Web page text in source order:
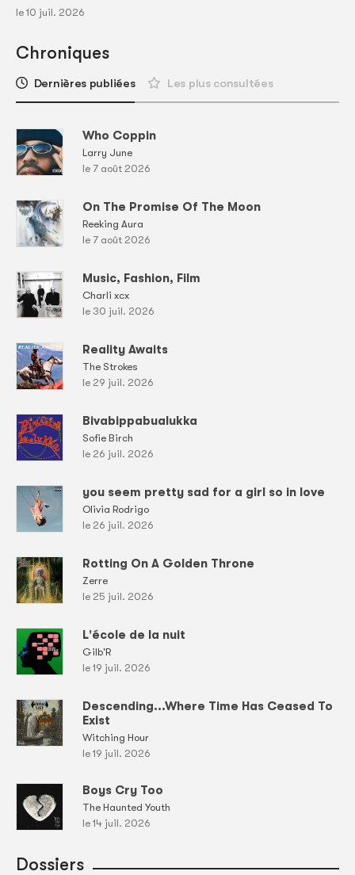
le 10 juil. 2026
Chroniques
Dernières publiées Les plus consultées
Who Coppin
Larry June
le 7 août 2026
On The Promise Of The Moon
Reeking Aura
le 7 août 2026
Music, Fashion, Film
Charli xcx
le 30 juil. 2026
Reality Awaits
The Strokes
le 29 juil. 2026
Bivabippabualukka
Sofie Birch
le 26 juil. 2026
you seem pretty sad for a girl so in love
Olivia Rodrigo
le 26 juil. 2026
Rotting On A Golden Throne
Zerre
le 25 juil. 2026
L'école de la nuit
Gilb'R
le 19 juil. 2026
Descending...Where Time Has Ceased To
Exist
Witching Hour
le 19 juil. 2026
Boys Cry Too
The Haunted Youth
le 14 juil. 2026
Dossiers